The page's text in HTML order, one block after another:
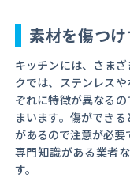
素材を傷つ
キッチンには、さま
クでは、ステンレス
ぞれに特徴が異なる
まいます。傷ができ
があるので注意が必要
専門知識がある業者
す。